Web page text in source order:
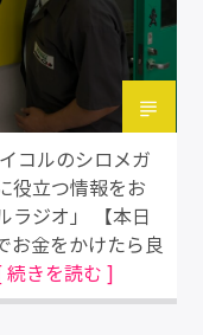
コルのシロメガ
役立つ情報をお
ラジオ」 【本日
お金をかけたら良
続きを読む ]